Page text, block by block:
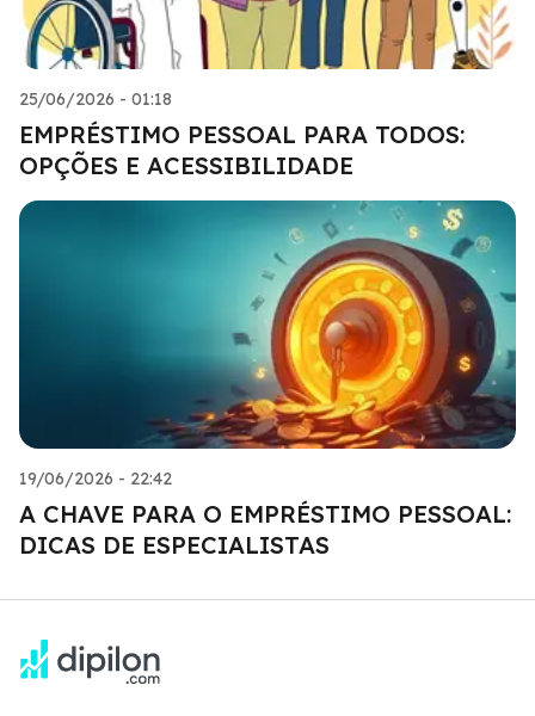
25/06/2026 - 01:18
EMPRÉSTIMO PESSOAL PARA TODOS:
OPÇÕES E ACESSIBILIDADE
19/06/2026 - 22:42
A CHAVE PARA O EMPRÉSTIMO PESSOAL:
DICAS DE ESPECIALISTAS